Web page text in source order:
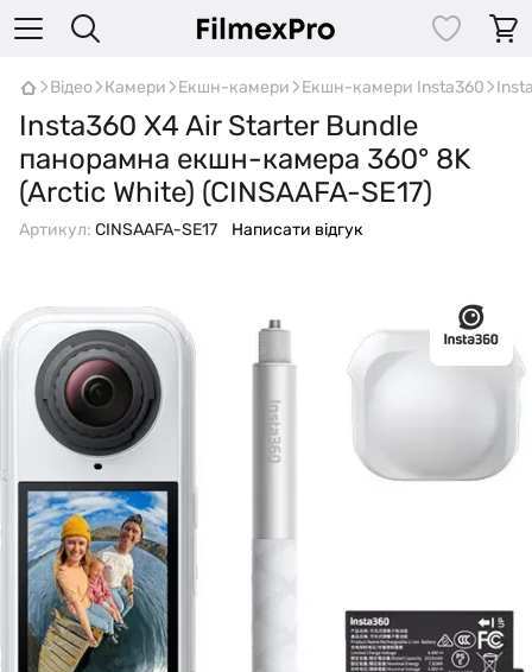
Відео Камери Екшн-камери Екшн-камери Insta360
Insta360 X4 Air Starter Bundle
панорамна екшн-камера 360° 8K
(Arctic White) (CINSAAFA-SE17)
Артикул: CINSAAFA-SE17 Написати відгук